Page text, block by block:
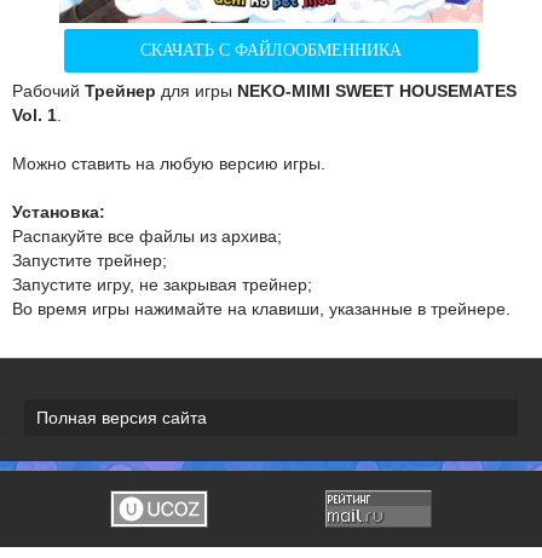
СКАЧАТЬ С ФАЙЛООБМЕННИКА
Рабочий Трейнер для игры NEKO-MIMI SWEET HOUSEMATES
Vol. 1
Можно ставить на любую версию игры.
Установка:
Распакуйте все файлы из архива;
Запустите трейнер;
Запустите игру, не закрывая трейнер;
Во время игры нажимайте на клавиши, указанные в трейнере.
Полная версия сайта